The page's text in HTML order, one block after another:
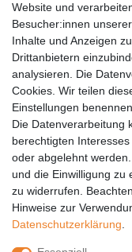
Barrierefreiheit
Anleitungen
Vertrag widerrufen
PARTNER
DHL
GLS
PaketPLUS
SPONSORING
Website und
Besucher:innen
Inhalte und Anzeigen
Drittanbietern
analysieren. Die
Cookies. Wir teilen
Einstellungen benennen.
Die Datenverarbeitung
berechtigten
oder abgelehnt
und die Einwilligung zu
zu widerrufen.
Hinweise zur
Daten­schutz­erklärung